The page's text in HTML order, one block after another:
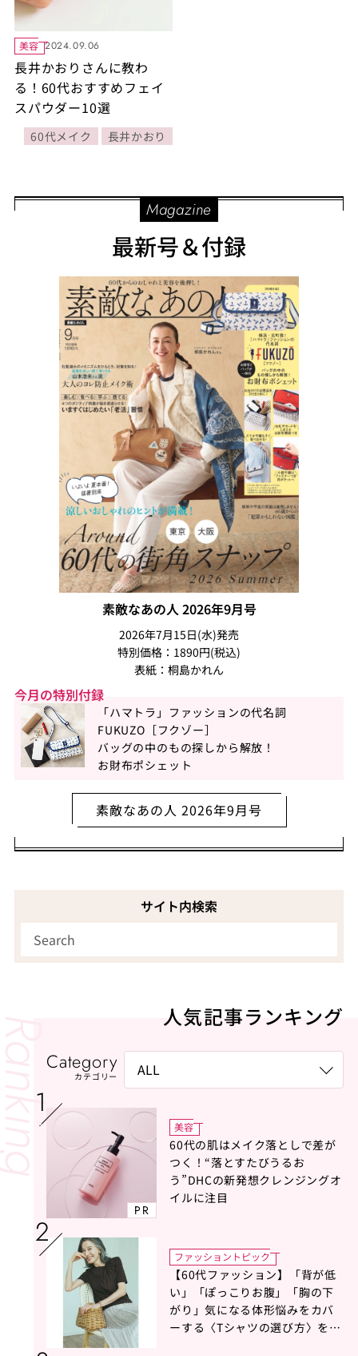
美容 2024.09.06
長井かおりさんに教わ
る！60代おすすめフェイ
スパウダー10選
60代メイク 長井かおり
Magazine
最新号＆付録
素敵なあの人 2026年9月号
2026年7月15日(水)発売
特別価格：1890円(税込)
表紙：桐島かれん
今月の特別付録
「ハマトラ」ファッションの代名詞
FUKUZO［フクゾー］
バッグの中のもの探しから解放！
お財布ポシェット
素敵なあの人 2026年9月号
サイト内検索
人気記事ランキング
Category
カテゴリー
PR
美容
60代の肌はメイク落としで差が
つく！“落とすたびうるお
う”DHCの新発想クレンジングオ
イルに注目
ファッショントピック
【60代ファッション】「背が低
い」「ぽっこりお腹」「胸の下
がり」気になる体形悩みをカバ
ーする〈Tシャツの選び方〉をス